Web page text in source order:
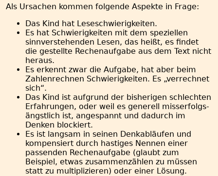
Als Ursachen kommen folgende Aspekte in Frage:
Das Kind hat Leseschwierigkeiten.
Es hat Schwierigkeiten mit dem speziellen
sinnverstehenden Lesen, das heißt, es findet
die gestellte Rechenaufgabe aus dem Text nicht
heraus.
Es erkennt zwar die Aufgabe, hat aber beim
Zahlenrechnen Schwierigkeiten. Es „verrechnet
sich“.
Das Kind ist aufgrund der bisherigen schlechten
Erfahrungen, oder weil es generell misserfolgs-
ängstlich ist, angespannt und dadurch im
Denken blockiert.
Es ist langsam in seinen Denkabläufen und
kompensiert durch hastiges Nennen einer
passenden Rechenaufgabe (glaubt zum
Beispiel, etwas zusammenzählen zu müssen
statt zu multiplizieren) oder einer Lösung.